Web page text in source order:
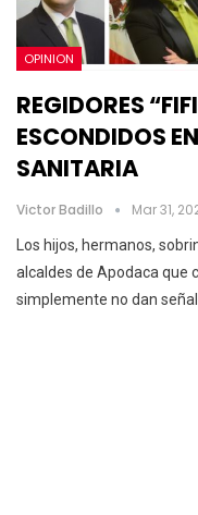
OPINION
REGIDORES
ESCONDIDOS
SANITARIA
Victor Badillo Mar 31,
Los hijos, hermanos,
alcaldes de Apodaca que
simplemente no dan